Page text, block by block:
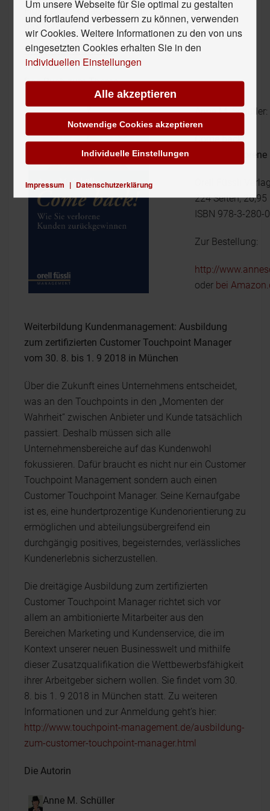
Fluktuationsursachen auf die Spur kommt, findet
das Türchen zur zweiten Chance beim Ex.
------------------------------
Das Buch zum Thema
Anne M. Schüller:
Come back!
Wie Sie
Orell Füssli
224 Seiten, 26,95
ISBN 978-3-280-
Zur Bestellung:
http://
oder bei
Weiterbildung Kundenmanagement: Ausbildung
zum zertifizierten Customer Touchpoint Manager
vom 30. 8. bis 1. 9 2018 in München
Über die Zukunft eines Unternehmens entscheidet,
was an den Touchpoints in den „Momenten der
Wahrheit“ zwischen Anbieter und Kunde tatsächlich
passiert. Deshalb müssen sich alle
Unternehmensbereiche auf das Kundenwohl
fokussieren. Dafür braucht es nicht nur ein Customer
Touchpoint Management sondern auch einen
Customer Touchpoint Manager. Seine Kernaufgabe
ist es, eine hundertprozentige Kundenorientierung zu
ermöglichen und abteilungsübergreifend ein
durchgängig positives, begeisterndes, verlässliches
Kundenerlebnis sicherzustellen.
Die dreitägige Ausbildung zum zertifizierten
Customer Touchpoint Manager richtet sich vor
allem an ambitionierte Mitarbeiter aus den
Bereichen Marketing und Kundenservice, die im
Kontext unserer neuen Businesswelt und mithilfe
dieser Zusatzqualifikation die Wettbewerbsfähigkeit
ihrer Arbeitgeber sichern wollen. Sie findet vom 30.
8. bis 1. 9 2018 in München statt. Zu weiteren
Informationen und zur Anmeldung geht’s hier:
http://www.touchpoint-management.de/ausbildung-
zum-customer-touchpoint-manager.html
Die Autorin
Anne M. Schüller
Um unsere Webseite für Sie optimal zu gestalten
und fortlaufend verbessern zu können, verwenden
wir Cookies. Weitere Informationen zu den von uns
eingesetzten Cookies erhalten Sie in den
individuellen Einstellungen
Alle akzeptieren
Notwendige Cookies akzeptieren
Impressum | Datenschutzerklärung
Individuelle Einstellungen